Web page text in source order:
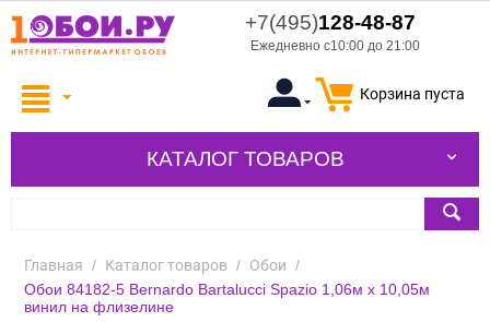
+7(495)128-48-87
Ежедневно с10:00 до 21:00
Корзина пуста
КАТАЛОГ ТОВАРОВ
Главная / Каталог товаров / Обои /
Обои 84182-5 Bernardo Bartalucci Spazio 1,06м х 10,05м
винил на флизелине